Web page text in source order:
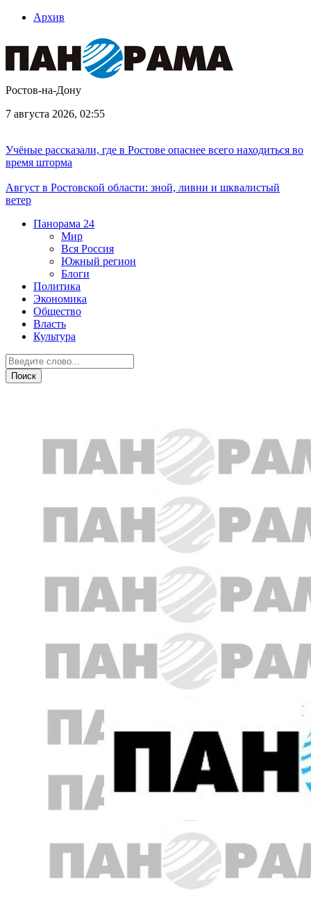
Архив
Ростов-на-Дону
7 августа 2026, 02:55
Учёные рассказали, где в Ростове опаснее всего находиться во
время шторма
Август в Ростовской области: зной, ливни и шквалистый
ветер
Панорама 24
Мир
Вся Россия
Южный регион
Блоги
Политика
Экономика
Общество
Власть
Культура